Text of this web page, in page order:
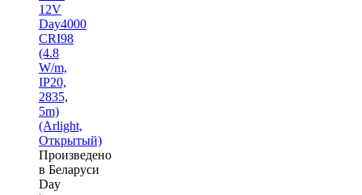
12V
Day4000
CRI98
(4.8
W/m,
IP20,
2835,
5m)
(Arlight,
Открытый)
Произведено
в Беларуси
Day